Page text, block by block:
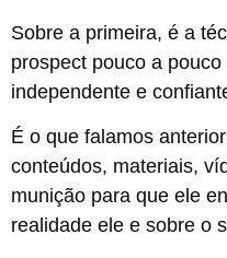
Sobre a primeira, é a
prospect pouco a
independente e
É o que falamos
conteúdos, materiais,
munição para que ele
realidade ele e sobre o